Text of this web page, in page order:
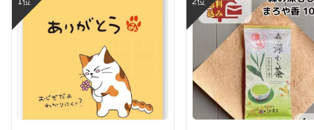
は、この味わいをぜひ一度
体験してほしい🌿 もちろん
静岡割だけでなく、お湯出
しでも水出しも出来ますよ
茶、ほっとしたい時間には
温かい緑茶、夜は静岡割
と、その日の気分に合わせ